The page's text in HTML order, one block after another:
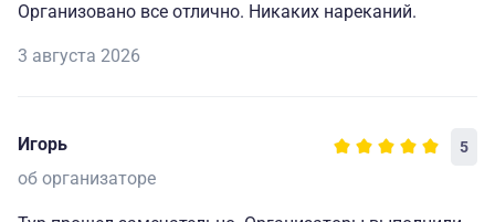
Организовано все отлично. Никаких нареканий.
3 августа 2026
Игорь 5
об организаторе